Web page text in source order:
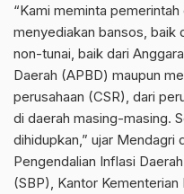
“Kami meminta
menyediakan bansos, baik
non-tunai, baik dari
Daerah (APBD) maupun
perusahaan (CSR), dari
di daerah masing-masing.
dihidupkan,” ujar Mendagri
Pengendalian Inflasi
(SBP), Kantor Kementerian